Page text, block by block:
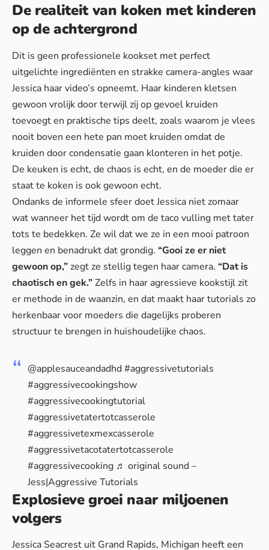
De realiteit van koken met kinderen
op de achtergrond
Dit is geen professionele kookset met perfect
uitgelichte ingrediënten en strakke camera-angles waar
Jessica haar video’s opneemt. Haar kinderen kletsen
gewoon vrolijk door terwijl zij op gevoel kruiden
toevoegt en praktische tips deelt, zoals waarom je vlees
nooit boven een hete pan moet kruiden omdat de
kruiden door condensatie gaan klonteren in het potje.
De keuken is echt, de chaos is echt, en de moeder die er
staat te koken is ook gewoon echt.
Ondanks de informele sfeer doet Jessica niet zomaar
wat wanneer het tijd wordt om de taco vulling met tater
tots te bedekken. Ze wil dat we ze in een mooi patroon
leggen en benadrukt dat grondig. “Gooi ze er niet
gewoon op,”zegt ze stellig tegen haar camera. “Dat is
chaotisch en gek.”Zelfs in haar agressieve kookstijl zit
er methode in de waanzin, en dat maakt haar tutorials zo
herkenbaar voor moeders die dagelijks proberen
structuur te brengen in huishoudelijke chaos.
@applesauceandadhd #aggressivetutorials
#aggressivecookingshow
#aggressivecookingtutorial
#aggressivetatertotcasserole
#aggressivetexmexcasserole
#aggressivetacotatertotcasserole
#aggressivecooking ♬ original sound –
Jess|Aggressive Tutorials
Explosieve groei naar miljoenen
volgers
Jessica Seacrest uit Grand Rapids, Michigan heeft een